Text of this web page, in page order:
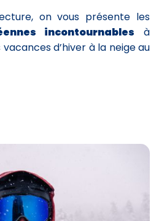
on vous présente les
incontournables à
d’hiver à la neige au